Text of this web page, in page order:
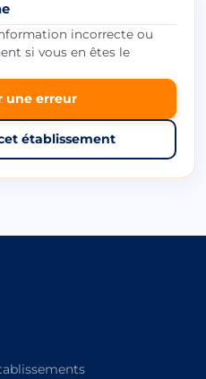
incorrecte ou
si vous en êtes le
une erreur
établissement